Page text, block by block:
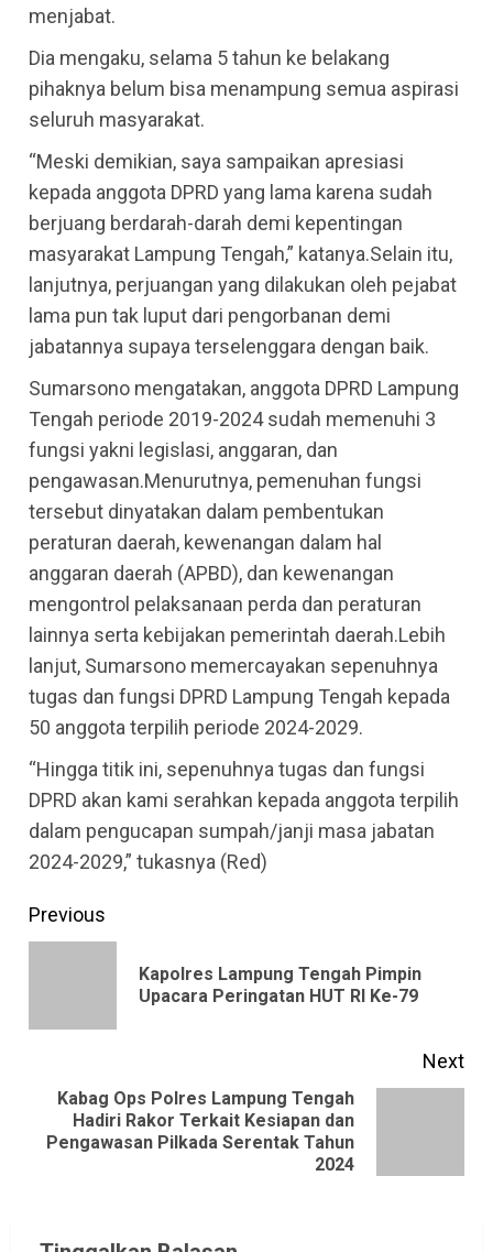
menjabat.
Dia mengaku, selama 5 tahun ke belakang
pihaknya belum bisa menampung semua aspirasi
seluruh masyarakat.
“Meski demikian, saya sampaikan apresiasi
kepada anggota DPRD yang lama karena sudah
berjuang berdarah-darah demi kepentingan
masyarakat Lampung Tengah,” katanya.Selain itu,
lanjutnya, perjuangan yang dilakukan oleh pejabat
lama pun tak luput dari pengorbanan demi
jabatannya supaya terselenggara dengan baik.
Sumarsono mengatakan, anggota DPRD Lampung
Tengah periode 2019-2024 sudah memenuhi 3
fungsi yakni legislasi, anggaran, dan
pengawasan.Menurutnya, pemenuhan fungsi
tersebut dinyatakan dalam pembentukan
peraturan daerah, kewenangan dalam hal
anggaran daerah (APBD), dan kewenangan
mengontrol pelaksanaan perda dan peraturan
lainnya serta kebijakan pemerintah daerah.Lebih
lanjut, Sumarsono memercayakan sepenuhnya
tugas dan fungsi DPRD Lampung Tengah kepada
50 anggota terpilih periode 2024-2029.
“Hingga titik ini, sepenuhnya tugas dan fungsi
DPRD akan kami serahkan kepada anggota terpilih
dalam pengucapan sumpah/janji masa jabatan
2024-2029,” tukasnya (Red)
Continue
Previous
Kapolres Lampung Tengah Pimpin
Upacara Peringatan HUT RI Ke-79
Next
post:
Kabag Ops Polres Lampung Tengah
Hadiri Rakor Terkait Kesiapan dan
Pengawasan Pilkada Serentak Tahun
2024